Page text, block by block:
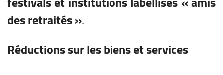
des retraités ».
Réductions sur les biens et services